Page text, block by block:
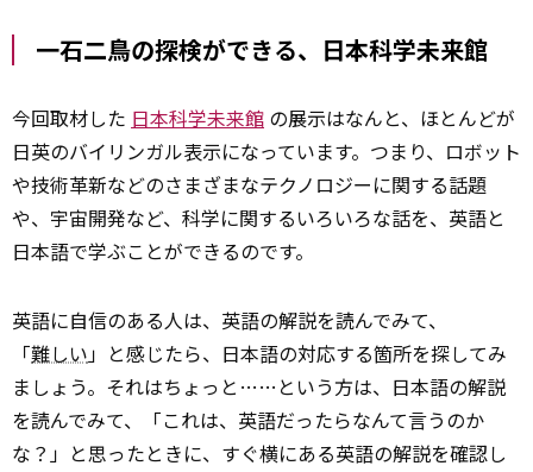
一石二鳥の探検ができる、日本科学未来館
今回取材した 日本科学未来館 の展示はなんと、ほとんどが
日英のバイリンガル表示になっています。つまり、ロボット
や技術革新などのさまざまなテクノロジーに関する話題
や、宇宙開発など、科学に関するいろいろな話を、英語と
日本語で学ぶことができるのです。
英語に自信のある人は、英語の解説を読んでみて、
「難しい 」と感じたら、日本語の対応する箇所を探してみ
ましょう。それはちょっと……という方は、日本語の解説
を読んでみて、「これは、英語だったらなんて言うのか
な？」と思ったときに、すぐ横にある英語の解説を確認し